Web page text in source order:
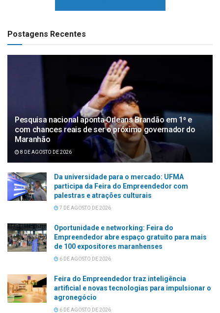
Postagens Recentes
Pesquisa nacional aponta Orleans Brandão em 1⁰ e
com chances reais de ser o próximo governador do
Maranhão
8 DE AGOSTO DE 2026
Da universidade para o mercado: UFMA
participa da Feira do Empreendedor com
palestras e atrações culturais
7 DE AGOSTO DE 2026
Oportunidade e networking: Feira do
Empreendedor abre espaço gratuito para mais
de 100 expositores maranhenses
6 DE AGOSTO DE 2026
Feira do Empreendedor traz inteligência
artificial e novas tecnologias para impulsionar o
agronegócio
6 DE AGOSTO DE 2026